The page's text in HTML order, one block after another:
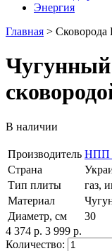
Энергия
Главная >
В наличии
Производитель НПП
Страна
Тип плиты
газ,
Материал
Диаметр, см
30
4 374 р. 3 999 р.
Количество: